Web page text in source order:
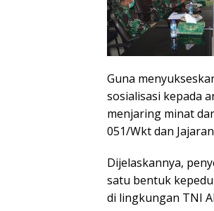
Guna
sosialisasi kepada
menjaring minat
051/Wkt dan
Dijelaskannya,
satu bentuk
di lingkungan TNI